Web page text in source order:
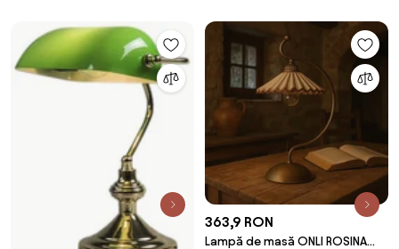
363,9 RON
Lampă de masă ONLI ROSINA